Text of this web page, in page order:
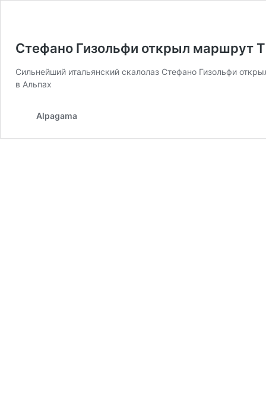
Стефано Гизольфи открыл маршрут
Сильнейший итальянский скалолаз Стефано Гизольфи
в Альпах
Alpagama